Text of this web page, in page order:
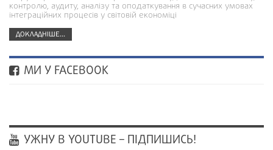
контролю, аудиту, аналізу та оподаткування в сучасних умовах
інтеграційних процесів у світовій економіці
ДОКЛАДНІШЕ...
МИ У FACEBOOK
УЖНУ В YOUTUBE – ПІДПИШИСЬ!